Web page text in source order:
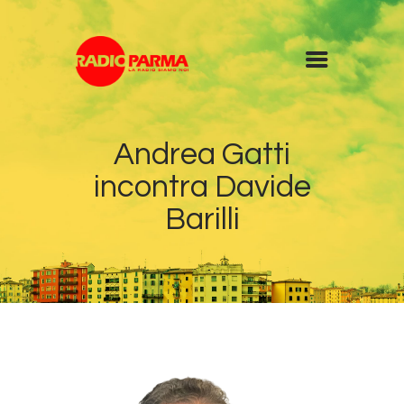
Andrea Gatti
incontra Davide
Barilli
Home
Radio
Diretta
News
Contatti